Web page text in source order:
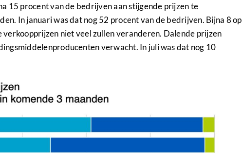
15 procent van de bedrijven aan stijgende prijzen te
In januari was dat nog 52 procent van de bedrijven. Bijna 8 op
niet veel zullen veranderen. Dalende prijzen
verwacht. In juli was dat nog 10